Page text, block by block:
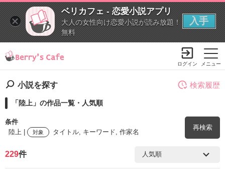
ベリカフェ - 恋愛小説アプリ
大人の女性向け恋愛小説が読み放題！
無料
入手
メニュー
ログイン
小説を探す
「陸上」の作品一覧・人気順
条件
陸上 |
対象 タイトル, キーワード, 作家名
再検索
検索ワード
検索履歴
229件